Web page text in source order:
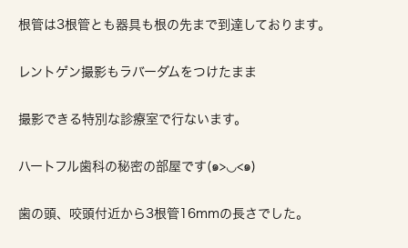
根管は3根管とも器具も根の先まで到達しております。
レントゲン撮影もラバーダムをつけたまま
撮影できる特別な診療室で行ないます。
ハートフル歯科の秘密の部屋です(๑>◡<๑)
歯の頭、咬頭付近から3根管16mmの長さでした。